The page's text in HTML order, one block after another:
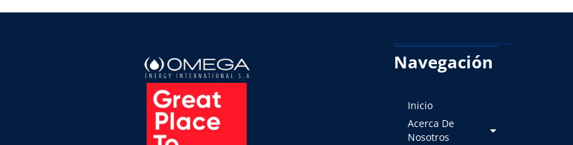
Navegación
Inicio
Acerca De
Nosotros